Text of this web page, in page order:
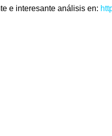
e interesante análisis en: